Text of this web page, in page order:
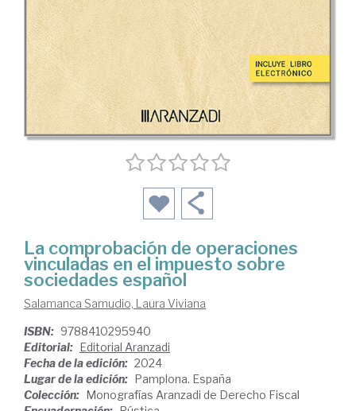
La comprobación de operaciones
vinculadas en el impuesto sobre
sociedades español
Salamanca Samudio, Laura Viviana
ISBN: 9788410295940
Editorial: Editorial Aranzadi
Fecha de la edición: 2024
Lugar de la edición: Pamplona. España
Colección: Monografías Aranzadi de Derecho Fiscal